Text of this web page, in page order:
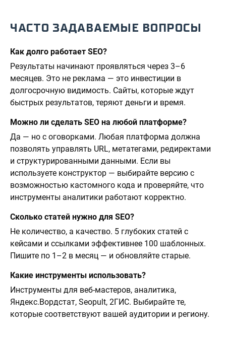
ЧАСТО ЗАДАВАЕМЫЕ ВОПРОСЫ
Как долго работает SEO?
Результаты начинают проявляться через 3–6
месяцев. Это не реклама — это инвестиции в
долгосрочную видимость. Сайты, которые ждут
быстрых результатов, теряют деньги и время.
Можно ли сделать SEO на любой платформе?
Да — но с оговорками. Любая платформа должна
позволять управлять URL, метатегами, редиректами
и структурированными данными. Если вы
используете конструктор — выбирайте версию с
возможностью кастомного кода и проверяйте, что
инструменты аналитики работают корректно.
Сколько статей нужно для SEO?
Не количество, а качество. 5 глубоких статей с
кейсами и ссылками эффективнее 100 шаблонных.
Пишите по 1–2 в месяц — и обновляйте старые.
Какие инструменты использовать?
Инструменты для веб-мастеров, аналитика,
Яндекс.Вордстат, Seopult, 2ГИС. Выбирайте те,
которые соответствуют вашей аудитории и региону.